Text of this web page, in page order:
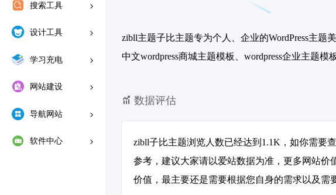
搜索工具
设计工具
学习充电
网站建设
导航网站
软件中心
zibll主题子比主题专为个人、企业的WordPress主
中文wordpress商城主题模板、wordpress企业主题模
数据评估
zibll子比主题浏览人数已经达到1.1K，如你需要
参考，建议大家请以爱站数据为准，更多网站
价值，最主要还是需要根据您自身的需求以及需